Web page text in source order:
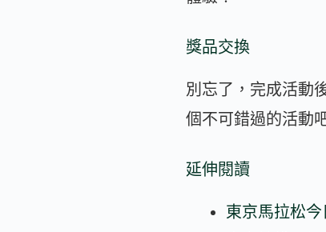
獎品交換
別忘了，完成活動
個不可錯過的活動
延伸閱讀
東京馬拉松